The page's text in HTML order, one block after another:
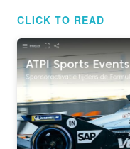
CLICK TO READ